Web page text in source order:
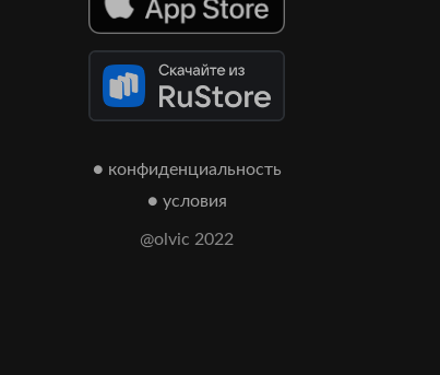
● конфиденциальность
● условия
@olvic 2022